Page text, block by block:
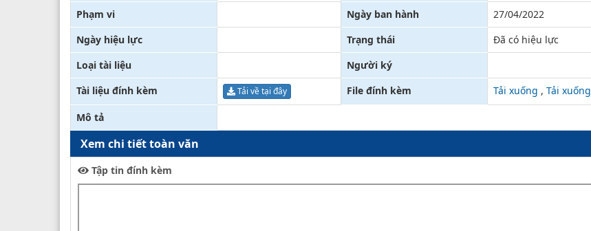
Khác
Xử lý kiến nghị - Khiếu nại tố cáo
Phạm vi
Ngày ban hành
27/04/2022
Ngày hiệu lực
Trạng thái
Đã có hiệu lực
Loại tài liệu
Người ký
Tài liệu đính kèm
Tải về tại đây File đính kèm Tải xuống , Tải xuống
Mô tả
Xem chi tiết toàn văn
Tập tin đính kèm